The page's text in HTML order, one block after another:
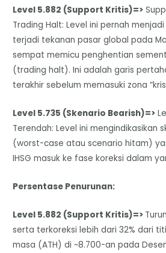
Level 5.882 (Support Kritis)=>
Trading Halt: Level ini pernah
terjadi tekanan pasar global pada
sempat memicu penghentian
(trading halt). Ini adalah garis
terakhir sebelum memasuki zona
Level 5.735 (Skenario Bearish)=>
Terendah: Level ini mengindikasikan
(worst-case atau scenario hitam)
IHSG masuk ke fase koreksi dalam
Persentase Penurunan:
Level 5.882 (Support Kritis)=>
serta terkoreksi lebih dari 32% dari
masa (ATH) di ~8.700-an pada